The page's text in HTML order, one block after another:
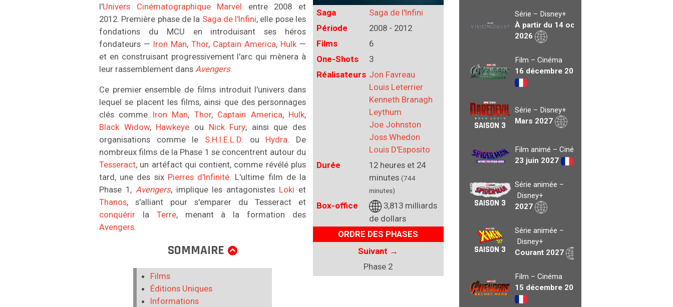
Saga
Saga de l'Infini
Période
2008 - 2012
Films
6
One-Shots
3
Réalisateurs Jon Favreau
Louis Leterrier
Kenneth Branagh
Leythum
Joe Johnston
Joss Whedon
Louis D'Esposito
Durée
12 heures et 24
minutes (744
minutes)
Box-office
3,813 milliards
de dollars
ORDRE DES PHASES
Suivant →
Phase 2
l'Univers Cinématographique Marvel entre 2008 et
2012. Première phase de la Saga de l'Infini, elle pose les
fondations du MCU en introduisant ses héros
fondateurs — Iron Man,Thor, Captain America, Hulk —
et en construisant progressivement l'arc qui mènera à
leur rassemblement dans Avengers.
Ce premier ensemble de films introduit l'univers dans
lequel se placent les films, ainsi que des personnages
clés comme Iron Man, Thor, Captain America, Hulk,
Black Widow, Hawkeye ou Nick Fury; ainsi que des
organisations comme le S.H.I.E.L.D. ou Hydra. De
nombreux films de la Phase 1 se concentrent autour du
Tesseract, un artéfact qui contient, comme révélé plus
tard, une des six Pierres d'Infinité. L'ultime film de la
Phase 1, Avengers, implique les antagonistes Loki et
Thanos, s'alliant pour s'emparer du Tesseract et
conquérir la Terre, menant à la formation des
Avengers.
SOMMAIRE
Films
Éditions Uniques
Informations
Série – Disney+
À partir du 14 oct.
2026
Film – Cinéma
16 décembre 2026
SAISON 3
Série – Disney+
Mars 2027
Film animé – Cinéma
23 juin 2027
SAISON 3
Série animée –
Disney+
2027
SAISON 3
Série animée –
Disney+
Courant 2027
Film – Cinéma
15 décembre 2027